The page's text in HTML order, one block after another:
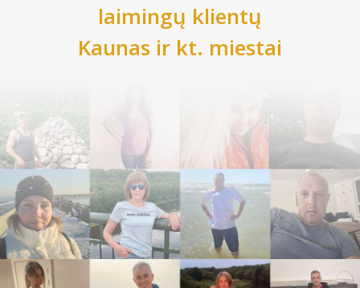
laimingų klientų
Kaunas ir kt. miestai